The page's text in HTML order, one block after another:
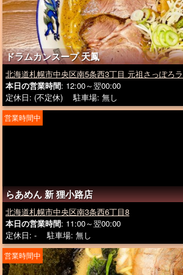
ドラムカンスープ 天鳳
北海道札幌市中央区南5条西3丁目 元祖さっぽろ
本日の営業時間: 12:00～翌00:00
定休日: (不定休) 駐車場: 無し
らあめん 新 狸小路店
営業時間中
北海道札幌市中央区南3条西6丁目8
本日の営業時間: 11:00～翌00:00
定休日: - 駐車場: 無し
営業時間中